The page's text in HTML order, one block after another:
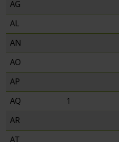
AG
AL
AN
AO
AP
AQ
1
AR